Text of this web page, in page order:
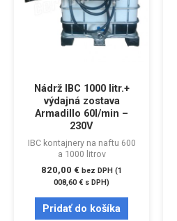
Nádrž IBC 1000 litr.+
výdajná zostava
Armadillo 60l/min –
230V
IBC kontajnery na naftu 600
a 1000 litrov
820,00 € bez DPH (1
008,60€ s DPH)
Pridať do košíka